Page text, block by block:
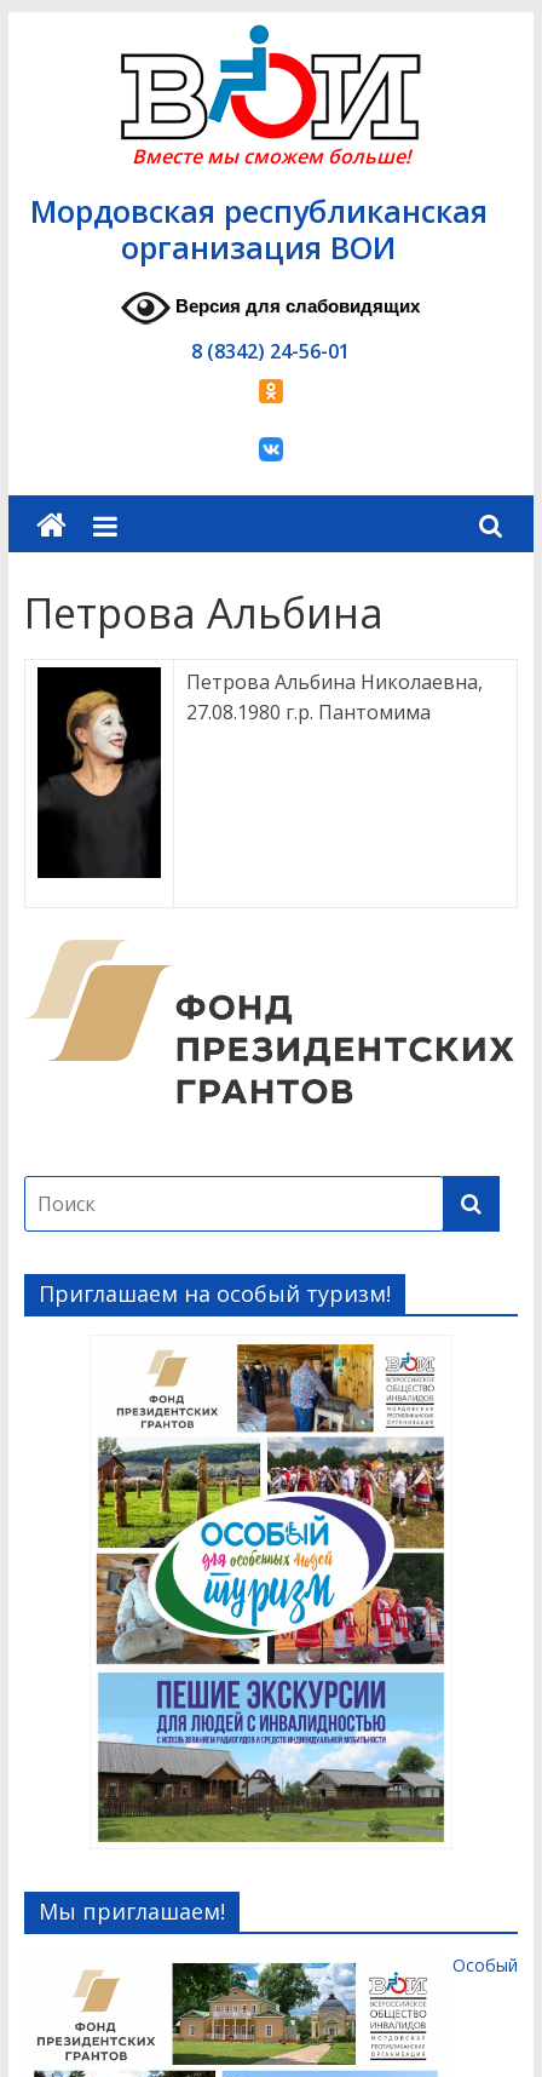
Вместе мы сможем больше!
Мордовская республиканская
организация ВОИ
Версия для слабовидящих
8 (8342) 24-56-01
Петрова Альбина
Петрова Альбина Николаевна,
27.08.1980 г.р. Пантомима
Приглашаем на особый туризм!
Мы приглашаем!
Особый